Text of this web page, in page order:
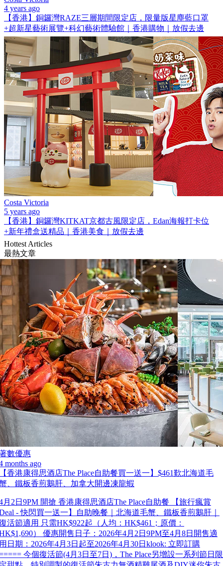
4 years ago
【香港】銅鑼灣RAZE三層期間限定店，限量版星塵藍口罩
+超新星藝術展覽+科幻藝術體驗館｜香港購物｜放假去邊
Costa Victoria
5 years ago
【香港】銅鑼灣KITKAT京都古風限定店，Edan海報打卡位
+新年禮盒送精品｜香港美食｜放假去邊
Hottest Articles
最熱文章
數優惠
months ago
香港康得思酒店The Place自助餐買一送一】$461歎北海道毛
、鐵板香煎鵝肝、加拿大開邊凍龍蝦
月2日9PM 開搶 香港康得思酒店The Place自助餐 【旅行瘋賞
- 快閃買一送一】自助晚餐｜北海道毛蟹、鐵板香煎鵝肝｜
活節適用 只需HK$922起（人均：HK$461；原價：
） 優惠開售日子：2026年4月2日9PM至4月8日開售適
日期：2026年4月3日起至2026年4月30日klook: 立即訂購
今個復活節(4月3日至7日)，The Place另增設一系列節日限